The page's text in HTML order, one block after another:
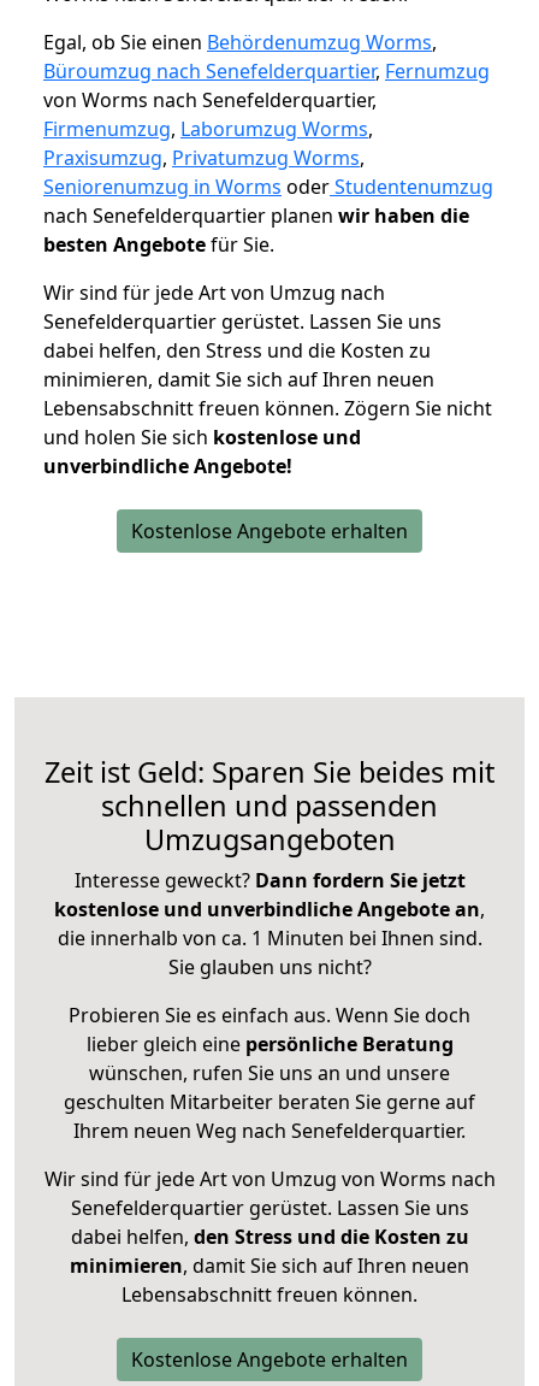
Egal, ob Sie einen Behördenumzug Worms,
Büroumzug nach Senefelderquartier, Fernumzug
von Worms nach Senefelderquartier,
Firmenumzug, Laborumzug Worms,
Praxisumzug, Privatumzug Worms,
Seniorenumzug in Worms oderStudentenumzug
nach Senefelderquartier planen wir haben die
besten Angebotefür Sie.
Wir sind für jede Art von Umzug nach
Senefelderquartier gerüstet. Lassen Sie uns
dabei helfen, den Stress und die Kosten zu
minimieren, damit Sie sich auf Ihren neuen
Lebensabschnitt freuen können. Zögern Sie nicht
und holen Sie sich kostenlose und
unverbindliche Angebote!
Kostenlose Angebote erhalten
Zeit ist Geld: Sparen Sie beides mit
schnellen und passenden
Umzugsangeboten
Interesse geweckt? Dann fordern Sie jetzt
kostenlose und unverbindliche Angebote an,
die innerhalb von ca. 1 Minuten bei Ihnen sind.
Sie glauben uns nicht?
Probieren Sie es einfach aus. Wenn Sie doch
lieber gleich eine persönliche Beratung
wünschen, rufen Sie uns an und unsere
geschulten Mitarbeiter beraten Sie gerne auf
Ihrem neuen Weg nach Senefelderquartier.
Wir sind für jede Art von Umzug von Worms nach
Senefelderquartier gerüstet. Lassen Sie uns
dabei helfen, den Stress und die Kosten zu
minimieren, damit Sie sich auf Ihren neuen
Lebensabschnitt freuen können.
Kostenlose Angebote erhalten